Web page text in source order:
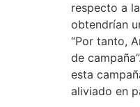
respecto a
obtendrían
“Por tanto,
de
esta
aliviado en